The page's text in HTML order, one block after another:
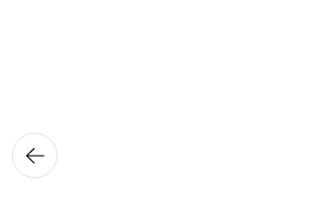
뒤로가
기